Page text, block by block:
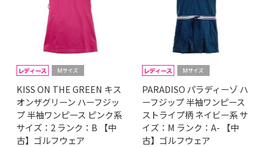
KISS ON THE GREEN キス
オンザグリーン ハーフジッ
プ 半袖ワンピース ピンク系
サイズ：2 ランク：B 【中
古】ゴルフウェア
PARADISO パラディーゾ ハ
ーフジップ 半袖ワンピース
ストライプ柄 ネイビー系 サ
イズ：M ランク：A- 【中
古】ゴルフウェア